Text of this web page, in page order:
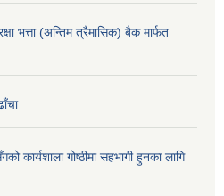
भत्ता (अन्तिम त्रैमासिक) बैक मार्फत
कार्यशाला गोष्ठीमा सहभागी हुनका लागि